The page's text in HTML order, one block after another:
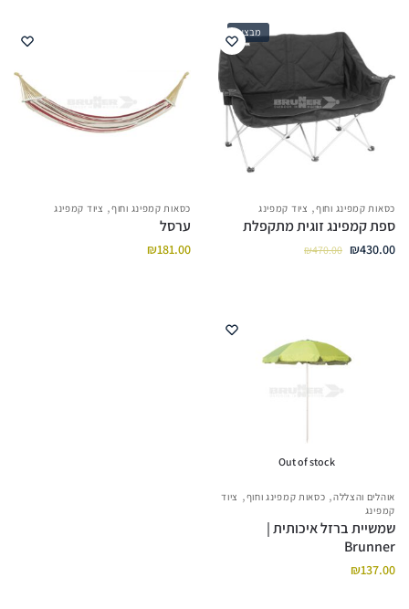
מבצע!
כסאות קמפינג וחוף, ציוד קמפינג
ספת קמפינג זוגית מתקפלת
₪470.00 ₪430.00
כסאות קמפינג וחוף, ציוד קמפינג
ערסל
₪181.00
Out of stock
אוהלים והצללה, כסאות קמפינג וחוף, ציוד
קמפינג
שמשיית ברזל איכותית |
Brunner
₪137.00